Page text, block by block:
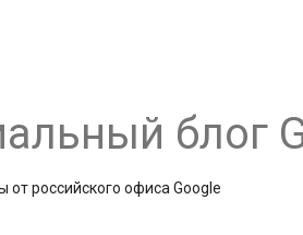
блог
российского офиса Google